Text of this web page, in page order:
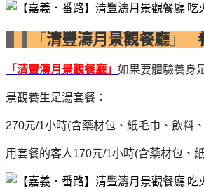
「 清豐濤月景觀餐廳 」
「清豐濤月景觀餐廳」 如果要體驗養身
景觀養生足湯套餐：
270元/1小時(含藥材包、紙毛巾、飲料
用套餐的客人170元/1小時(含藥材包、